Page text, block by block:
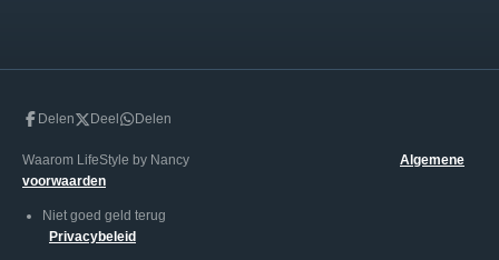
Delen Deel Delen
Waarom LifeStyle by Nancy Algemene
voorwaarden
Niet goed geld terug
Privacybeleid